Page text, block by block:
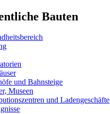
Bauten
und Bahnsteige
Museen
und Ladengeschäfte